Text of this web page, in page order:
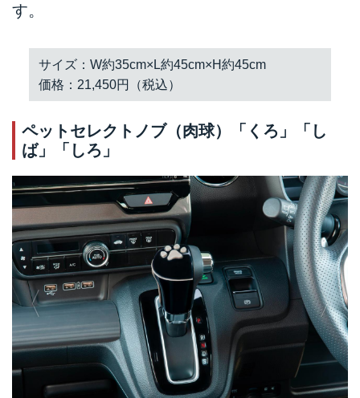
す。
サイズ：W約35cm×L約45cm×H約45cm
価格：21,450円（税込）
ペットセレクトノブ（肉球）「くろ」「し
ば」「しろ」